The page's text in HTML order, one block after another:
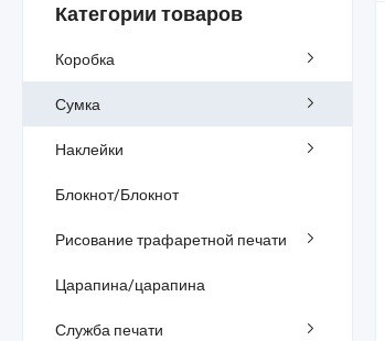
Категории товаров
Коробка
Сумка
Наклейки
Блокнот/Блокнот
Рисование трафаретной печати
Царапина/царапина
Служба печати